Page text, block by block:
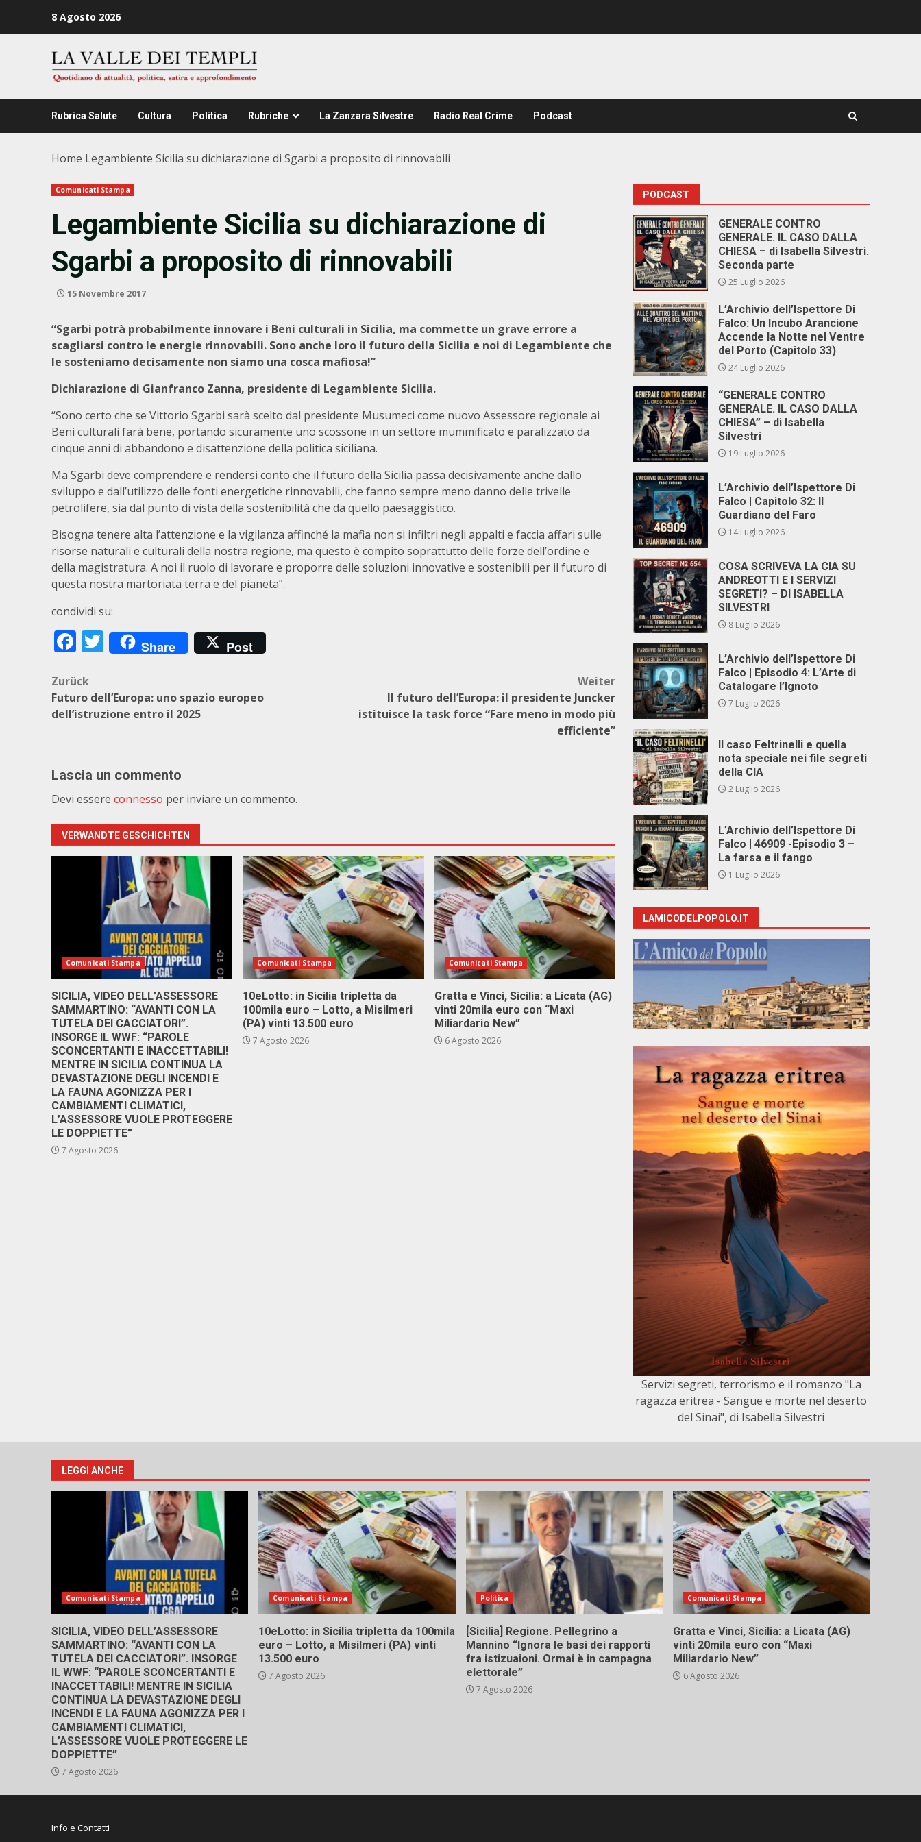
8 Agosto 2026
Rubrica Salute Cultura Politica Rubriche La Zanzara Silvestre Radio Real Crime Podcast
Home Legambiente Sicilia su dichiarazione di Sgarbi a proposito di rinnovabili
Comunicati Stampa
Legambiente Sicilia su dichiarazione di
Sgarbi a proposito di rinnovabili
15 Novembre 2017
“Sgarbi potrà probabilmente innovare i Beni culturali in Sicilia, ma commette un grave errore a
scagliarsi contro le energie rinnovabili. Sono anche loro il futuro della Sicilia e noi di Legambiente che
le sosteniamo decisamente non siamo una cosca mafiosa!”
Dichiarazione di Gianfranco Zanna, presidente di Legambiente Sicilia.
“Sono certo che se Vittorio Sgarbi sarà scelto dal presidente Musumeci come nuovo Assessore regionale ai
Beni culturali farà bene, portando sicuramente uno scossone in un settore mummificato e paralizzato da
cinque anni di abbandono e disattenzione della politica siciliana.
Ma Sgarbi deve comprendere e rendersi conto che il futuro della Sicilia passa decisivamente anche dallo
sviluppo e dall’utilizzo delle fonti energetiche rinnovabili, che fanno sempre meno danno delle trivelle
petrolifere, sia dal punto di vista della sostenibilità che da quello paesaggistico.
Bisogna tenere alta l’attenzione e la vigilanza affinché la mafia non si infiltri negli appalti e faccia affari sulle
risorse naturali e culturali della nostra regione, ma questo è compito soprattutto delle forze dell’ordine e
della magistratura. A noi il ruolo di lavorare e proporre delle soluzioni innovative e sostenibili per il futuro di
questa nostra martoriata terra e del pianeta”.
condividi su:
Facebook
Twitter
Share Post
Beitragsnavigation
Zurück
Futuro dell’Europa: uno spazio europeo
dell’istruzione entro il 2025
Weiter
Il futuro dell’Europa: il presidente Juncker
istituisce la task force “Fare meno in modo più
efficiente”
Lascia un commento
Devi essere connesso per inviare un commento.
VERWANDTE GESCHICHTEN
Comunicati Stampa
SICILIA, VIDEO DELL’ASSESSORE
SAMMARTINO: “AVANTI CON LA
TUTELA DEI CACCIATORI”.
INSORGE IL WWF: “PAROLE
SCONCERTANTI E INACCETTABILI!
MENTRE IN SICILIA CONTINUA LA
DEVASTAZIONE DEGLI INCENDI E
LA FAUNA AGONIZZA PER I
CAMBIAMENTI CLIMATICI,
L’ASSESSORE VUOLE PROTEGGERE
LE DOPPIETTE”
7 Agosto 2026
Comunicati Stampa
10eLotto: in Sicilia tripletta da
100mila euro – Lotto, a Misilmeri
(PA) vinti 13.500 euro
7 Agosto 2026
Comunicati Stampa
Gratta e Vinci, Sicilia: a Licata (AG)
vinti 20mila euro con “Maxi
Miliardario New”
6 Agosto 2026
PODCAST
GENERALE CONTRO
GENERALE. IL CASO DALLA
CHIESA – di Isabella Silvestri.
Seconda parte
25 Luglio 2026
L’Archivio dell’Ispettore Di
Falco: Un Incubo Arancione
Accende la Notte nel Ventre
del Porto (Capitolo 33)
24 Luglio 2026
“GENERALE CONTRO
GENERALE. IL CASO DALLA
CHIESA” – di Isabella
Silvestri
19 Luglio 2026
L’Archivio dell’Ispettore Di
Falco | Capitolo 32: Il
Guardiano del Faro
14 Luglio 2026
COSA SCRIVEVA LA CIA SU
ANDREOTTI E I SERVIZI
SEGRETI? – DI ISABELLA
SILVESTRI
8 Luglio 2026
L’Archivio dell’Ispettore Di
Falco | Episodio 4: L’Arte di
Catalogare l’Ignoto
7 Luglio 2026
Il caso Feltrinelli e quella
nota speciale nei file segreti
della CIA
2 Luglio 2026
L’Archivio dell’Ispettore Di
Falco | 46909 -Episodio 3 –
La farsa e il fango
1 Luglio 2026
LAMICODELPOPOLO.IT
Servizi segreti, terrorismo e il romanzo "La
ragazza eritrea - Sangue e morte nel deserto
del Sinai", di Isabella Silvestri
LEGGI ANCHE
Comunicati Stampa
SICILIA, VIDEO DELL’ASSESSORE
SAMMARTINO: “AVANTI CON LA
TUTELA DEI CACCIATORI”. INSORGE
IL WWF: “PAROLE SCONCERTANTI E
INACCETTABILI! MENTRE IN SICILIA
CONTINUA LA DEVASTAZIONE DEGLI
INCENDI E LA FAUNA AGONIZZA PER I
CAMBIAMENTI CLIMATICI,
L’ASSESSORE VUOLE PROTEGGERE LE
DOPPIETTE”
7 Agosto 2026
Comunicati Stampa
10eLotto: in Sicilia tripletta da 100mila
euro – Lotto, a Misilmeri (PA) vinti
13.500 euro
7 Agosto 2026
Politica
[Sicilia] Regione. Pellegrino a
Mannino “Ignora le basi dei rapporti
fra istizuaioni. Ormai è in campagna
elettorale”
7 Agosto 2026
Comunicati Stampa
Gratta e Vinci, Sicilia: a Licata (AG)
vinti 20mila euro con “Maxi
Miliardario New”
6 Agosto 2026
Info e Contatti